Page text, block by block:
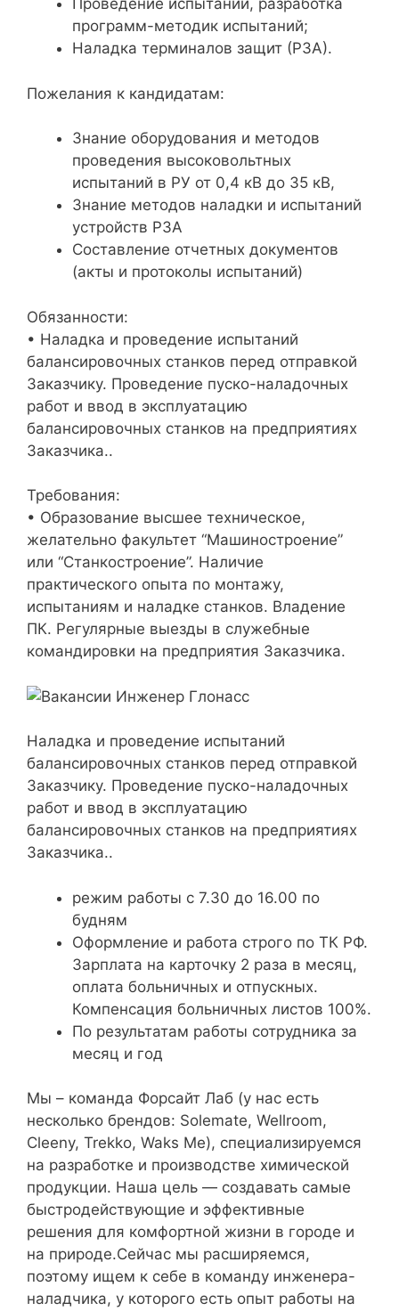
Проведение испытаний, разработка
программ-методик испытаний;
Наладка терминалов защит (РЗА).
Пожелания к кандидатам:
Знание оборудования и методов
проведения высоковольтных
испытаний в РУ от 0,4 кВ до 35 кВ,
Знание методов наладки и испытаний
устройств РЗА
Составление отчетных документов
(акты и протоколы испытаний)
Обязанности:
• Наладка и проведение испытаний
балансировочных станков перед отправкой
Заказчику. Проведение пуско-наладочных
работ и ввод в эксплуатацию
балансировочных станков на предприятиях
Заказчика..
Требования:
• Образование высшее техническое,
желательно факультет “Машиностроение”
или “Станкостроение”. Наличие
практического опыта по монтажу,
испытаниям и наладке станков. Владение
ПК. Регулярные выезды в служебные
командировки на предприятия Заказчика.
Наладка и проведение испытаний
балансировочных станков перед отправкой
Заказчику. Проведение пуско-наладочных
работ и ввод в эксплуатацию
балансировочных станков на предприятиях
Заказчика..
режим работы с 7.30 до 16.00 по
будням
Оформление и работа строго по ТК РФ.
Зарплата на карточку 2 раза в месяц,
оплата больничных и отпускных.
Компенсация больничных листов 100%.
По результатам работы сотрудника за
месяц и год
Мы – команда Форсайт Лаб (у нас есть
несколько брендов: Solemate, Wellroom,
Cleeny, Trekko, Waks Me), специализируемся
на разработке и производстве химической
продукции. Наша цель — создавать самые
быстродействующие и эффективные
решения для комфортной жизни в городе и
на природе.Сейчас мы расширяемся,
поэтому ищем к себе в команду инженера-
наладчика, у которого есть опыт работы на